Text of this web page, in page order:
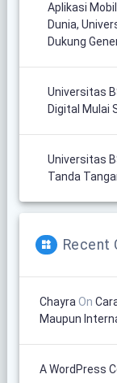
Aplikasi
Dunia,
Dukung
Universitas
Digital Mulai
Universitas
Tanda
Recent
Chayra On
Maupun
A WordPress